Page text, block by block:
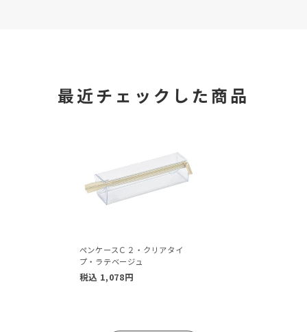
最近チェックした商品
ペンケースＣ２・クリアタイ
プ・ラテベージュ
税込 1,078円